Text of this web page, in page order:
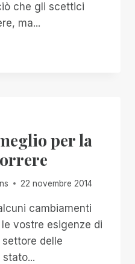
che gli scettici
ma...
per la
22 novembre 2014
cambiamenti
vostre esigenze di
delle